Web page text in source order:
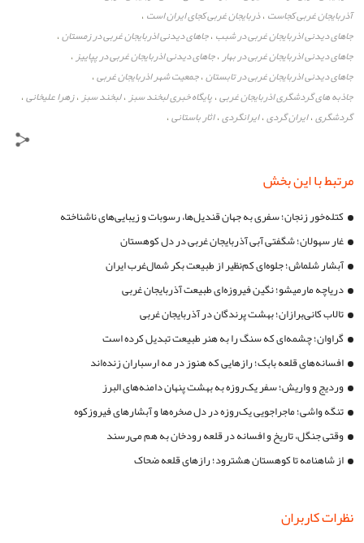
آذربایجان غربی کجاست ،ذربایجان غربی کجای ایران است ،
جاهای دیدنی اذربایجان غربی در شبب ،جاهای دیدنی اذربایجان غربی در زمستان،
جاهای دیدنی اذربایجان غربی در بهار،جاهای دیدنی اذربایجان غربی در پپاییز،
جاهای دیدنی اذربایجان غربی در تابستان،جمعیت شهر اذربایجان غربی،
جاذبه های گردشگری اذربایجان غربی،پایگاه خبری لبخند سبز،لبخند سبز،زهرا علیخانی،
گردشگری،ایران گردی،ایرانگردی،اثار باستانی،
مرتبط با این بخش
کتله‌خور زنجان؛ سفری به جهان قندیل‌ها، رسوبات و زیبایی‌های ناشناخته
غار سهولان؛ شگفتی آبی آذربایجان غربی در دل کوهستان
آبشار شلماش؛ جلوه‌ای کم‌نظیر از طبیعت بکر شمال‌غرب ایران
دریاچه مارمیشو؛ نگین فیروزه‌ای طبیعت آذربایجان غربی
تالاب کانی‌برازان؛ بهشت پرندگان در آذربایجان غربی
گراوان؛ چشمه‌ای که سنگ را به هنر طبیعت تبدیل کرده است
افسانه‌های قلعه بابک؛ رازهایی که هنوز در مه ارسباران زنده‌اند
وردیج و واریش؛ سفر یک‌روزه به بهشت پنهان دامنه‌های البرز
تنگه واشی؛ ماجراجویی یک‌روزه در دل صخره‌ها و آبشارهای فیروزکوه
وقتی جنگل، تاریخ و افسانه در قلعه رودخان به هم می‌رسند
از شاهنامه تا کوهستان هشترود؛ رازهای قلعه ضحاک
نظرات کاربران